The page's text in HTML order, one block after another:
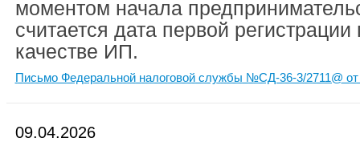
моментом начала
считается дата первой
качестве ИП.
Письмо Федеральной налоговой службы №СД-36-3/2711@ от
09.04.2026